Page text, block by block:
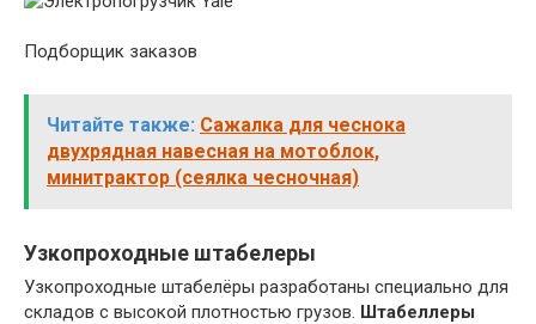
Подборщик заказов
Читайте также: Сажалка для чеснока
двухрядная навесная на мотоблок,
минитрактор (сеялка чесночная)
Узкопроходные штабелеры
Узкопроходные штабелёры разработаны специально для
складов с высокой плотностью грузов. Штабеллеры